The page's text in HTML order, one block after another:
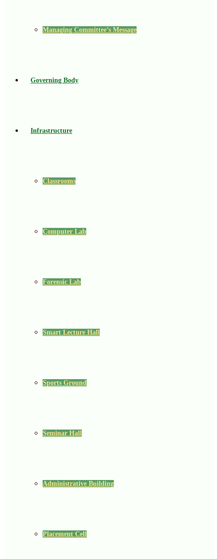
Managing Committee’s Message
Governing Body
Infrastructure
Classrooms
Computer Lab
Forensic Lab
Smart Lecture Hall
Sports Ground
Seminar Hall
Administrative Building
Placement Cell